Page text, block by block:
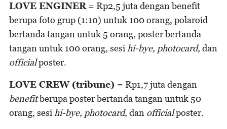
LOVE ENGINER = Rp2,5 juta dengan benefit
berupa foto grup (1:10) untuk 100 orang, polaroid
bertanda tangan untuk 5 orang, poster bertanda
tangan untuk 100 orang, sesi hi-bye, photocard, dan
officialposter.
LOVE CREW (tribune) = Rp1,7 juta dengan
benefitberupa poster bertanda tangan untuk 50
orang, sesi hi-bye, photocard, dan officialposter.